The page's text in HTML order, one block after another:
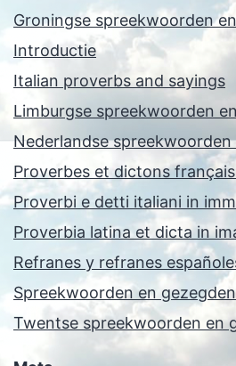
Groningse spreekwoorden
Introductie
Italian proverbs and sayings
Limburgse spreekwoorden
Nederlandse
Proverbes et dictons
Proverbi e detti italiani in
Proverbia latina et dicta in
Refranes y refranes
Spreekwoorden en
Twentse spreekwoorden en